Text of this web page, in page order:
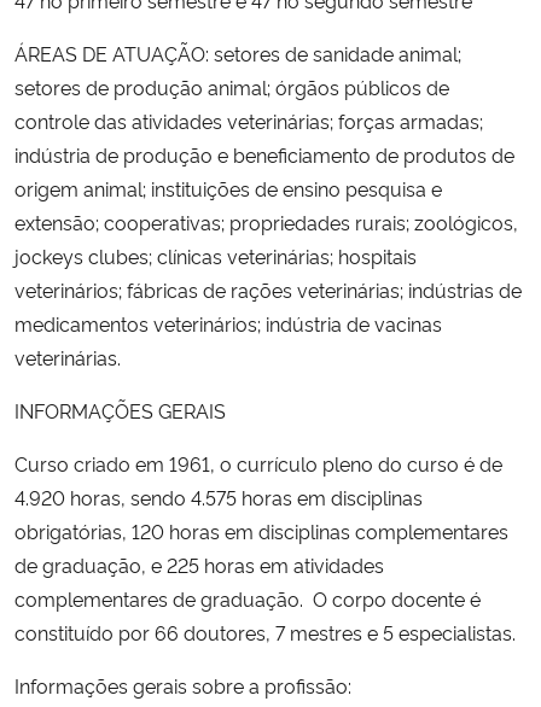
Ministério da Ciência, Tecnologia, Inovações e Comunicações
Ministério do Meio Ambiente
Ministério do Turismo
Ministério do Desenvolvimento Regional
Controladoria-Geral da União
Ministério da Mulher, da Família e dos Direitos Humanos
Secretaria de Governo
Gabinete de Segurança Institucional
ÁREAS DE ATUAÇÃO: setores de sanidade animal;
setores de produção animal; órgãos públicos de
controle das atividades veterinárias; forças armadas;
indústria de produção e beneficiamento de produtos de
origem animal; instituições de ensino pesquisa e
extensão; cooperativas; propriedades rurais; zoológicos,
jockeys clubes; clínicas veterinárias; hospitais
veterinários; fábricas de rações veterinárias; indústrias de
medicamentos veterinários; indústria de vacinas
veterinárias.
INFORMAÇÕES GERAIS
Curso criado em 1961, o currículo pleno do curso é de
4.920 horas, sendo 4.575 horas em disciplinas
obrigatórias, 120 horas em disciplinas complementares
de graduação, e 225 horas em atividades
complementares de graduação. O corpo docente é
constituído por 66 doutores, 7 mestres e 5 especialistas.
Informações gerais sobre a profissão: